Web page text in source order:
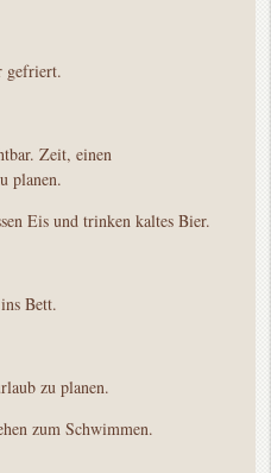
gefriert.
Zeit, einen
planen.
Eis und trinken kaltes Bier.
Bett.
zu planen.
zum Schwimmen.